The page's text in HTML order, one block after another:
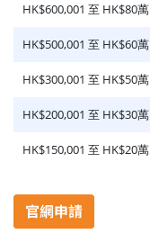
HK$600,001 至 HK$80萬
HK$500,001 至 HK$60萬
HK$300,001 至 HK$50萬
HK$200,001 至 HK$30萬
HK$150,001 至 HK$20萬